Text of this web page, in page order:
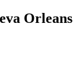
Orleans